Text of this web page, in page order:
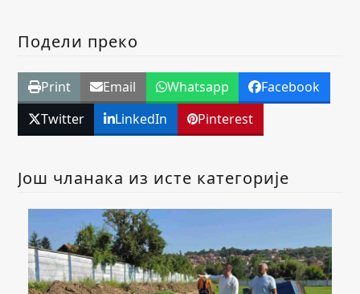
Подели преко
Print Email Whatsapp
Facebook
Twitter
LinkedIn Pinterest
Још чланака из исте категорије